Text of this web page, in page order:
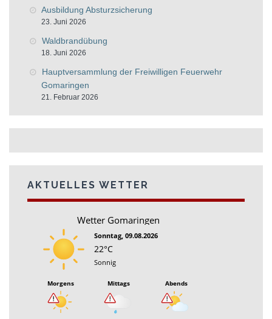
Ausbildung Absturzsicherung
23. Juni 2026
Waldbrandübung
18. Juni 2026
Hauptversammlung der Freiwilligen Feuerwehr
Gomaringen
21. Februar 2026
AKTUELLES WETTER
Wetter Gomaringen
Sonntag, 09.08.2026
22°C
Sonnig
Morgens Mittags Abends